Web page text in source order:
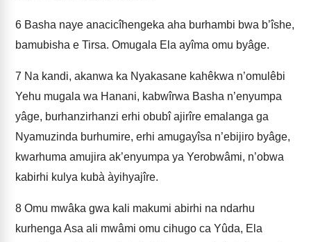
6 Basha naye anacicîhengeka aha burhambi bwa b’îshe,
bamubisha e Tirsa. Omugala Ela ayîma omu byâge.
7 Na kandi, akanwa ka Nyakasane kahêkwa n’omulêbi
Yehu mugala wa Hanani, kabwîrwa Basha n’enyumpa
yâge, burhanzirhanzi erhi obubî ajirîre emalanga ga
Nyamuzinda burhumire, erhi amugayîsa n’ebijiro byâge,
kwarhuma amujira ak’enyumpa ya Yerobwâmi, n’obwa
kabirhi kulya kubà àyihyajîre.
8 Omu mwâka gwa kali makumi abirhi na ndarhu
kurhenga Asa ali mwâmi omu cihugo ca Yûda, Ela